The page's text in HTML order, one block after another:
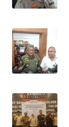
WN
WN
JAKARTA
JABAR
WN